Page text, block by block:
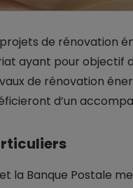
de rénovation
ayant pour objectif
de rénovation
d’un
la Banque Postale